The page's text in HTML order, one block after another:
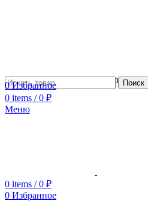
Сотрудничество с дизайнерамиПоиск
0Избранное
0 items / 0 ₽
Меню
0 items / 0 ₽
0 Избранное